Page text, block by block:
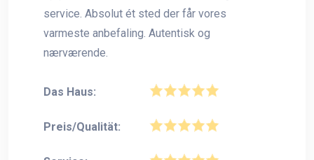
service. Absolut ét sted der får vores
varmeste anbefaling. Autentisk og
nærværende.
Das Haus:
Preis/Qualität: